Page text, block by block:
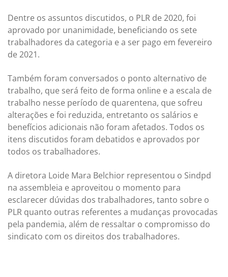
Dentre os assuntos discutidos, o PLR de 2020, foi
aprovado por unanimidade, beneficiando os sete
trabalhadores da categoria e a ser pago em fevereiro
de 2021.
Também foram conversados o ponto alternativo de
trabalho, que será feito de forma online e a escala de
trabalho nesse período de quarentena, que sofreu
alterações e foi reduzida, entretanto os salários e
benefícios adicionais não foram afetados. Todos os
itens discutidos foram debatidos e aprovados por
todos os trabalhadores.
A diretora Loide Mara Belchior representou o Sindpd
na assembleia e aproveitou o momento para
esclarecer dúvidas dos trabalhadores, tanto sobre o
PLR quanto outras referentes a mudanças provocadas
pela pandemia, além de ressaltar o compromisso do
sindicato com os direitos dos trabalhadores.